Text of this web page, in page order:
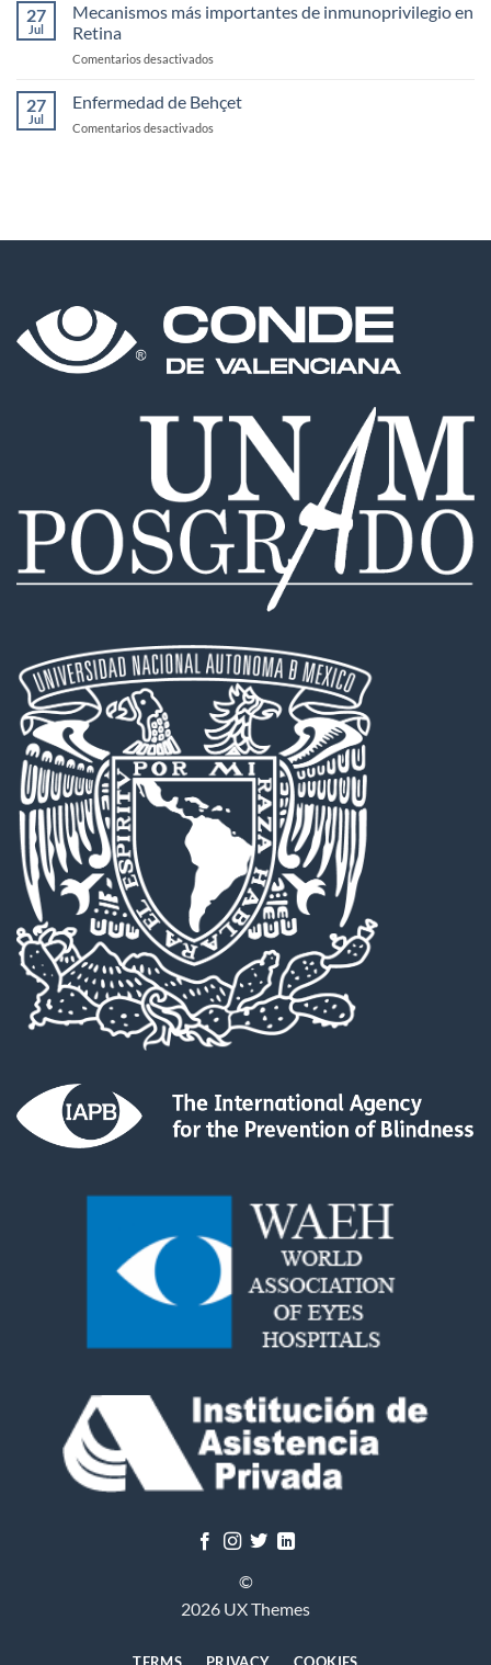
en
27
Jul
Mecanismos más importantes de inmunoprivilegio en
Retina
Comentarios desactivados
importantes
de
27
Jul
Enfermedad de Behçet
Comentarios desactivados
©
2026 UX Themes